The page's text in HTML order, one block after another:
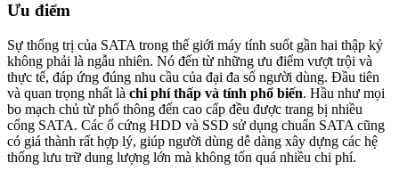
Ưu điểm
Sự thống trị của SATA trong thế giới máy tính suốt gần hai thập kỷ
không phải là ngẫu nhiên. Nó đến từ những ưu điểm vượt trội và
thực tế, đáp ứng đúng nhu cầu của đại đa số người dùng. Đầu tiên
và quan trọng nhất là chi phí thấp và tính phổ biến. Hầu như mọi
bo mạch chủ từ phổ thông đến cao cấp đều được trang bị nhiều
cổng SATA. Các ổ cứng HDD và SSD sử dụng chuẩn SATA cũng
có giá thành rất hợp lý, giúp người dùng dễ dàng xây dựng các hệ
thống lưu trữ dung lượng lớn mà không tốn quá nhiều chi phí.